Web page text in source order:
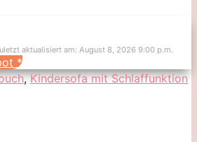
aktualisiert am: August 8, 2026 9:00 p.m.
*
,Kindersofa mit Schlaffunktion